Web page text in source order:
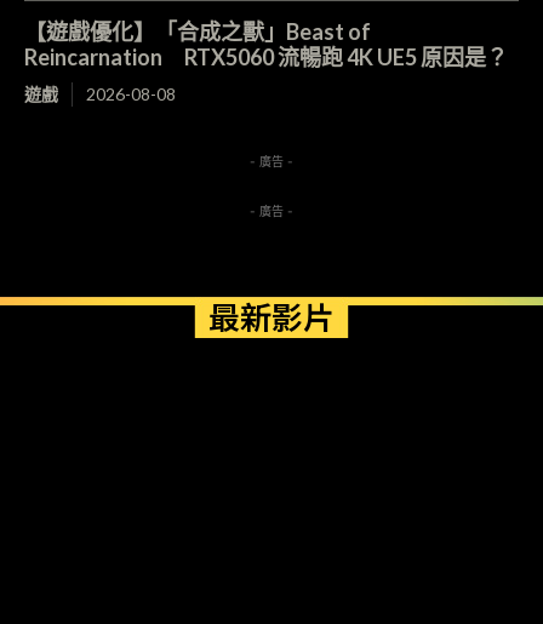
【遊戲優化】「合成之獸」Beast of
Reincarnation RTX5060 流暢跑 4K UE5 原因是？
遊戲 2026-08-08
- 廣告 -
- 廣告 -
最新影片